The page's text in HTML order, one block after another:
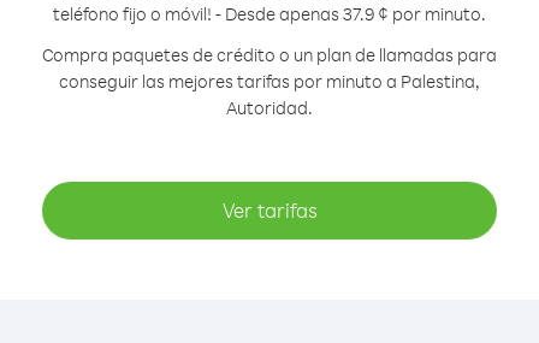
teléfono fijo o móvil! - Desde apenas 37.9 ¢ por minuto.
Compra paquetes de crédito o un plan de llamadas para
conseguir las mejores tarifas por minuto a Palestina,
Autoridad.
Ver tarifas